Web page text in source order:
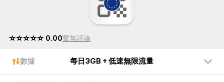
☆☆☆☆☆ 0.00暫無評論
數據 每日3GB + 低速無限流量